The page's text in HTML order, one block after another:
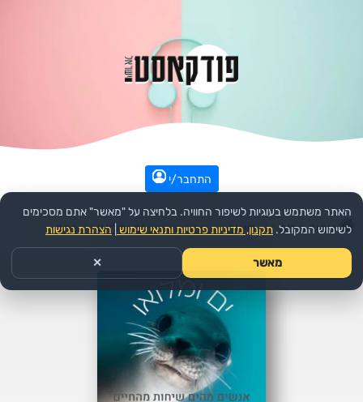
התחבר/י
עמוד הבית >> חינוך >> הפודקאסט: ים ומלואו >> פרק
האתר משתמש בעוגיות לשיפור החוויה. בלחיצה על "מאשר" אתם מסכימים
לשימוש המקובל. תקנון, מדיניות פרטיות ותנאי שימוש הצהרת נגישות
מאשר ✕